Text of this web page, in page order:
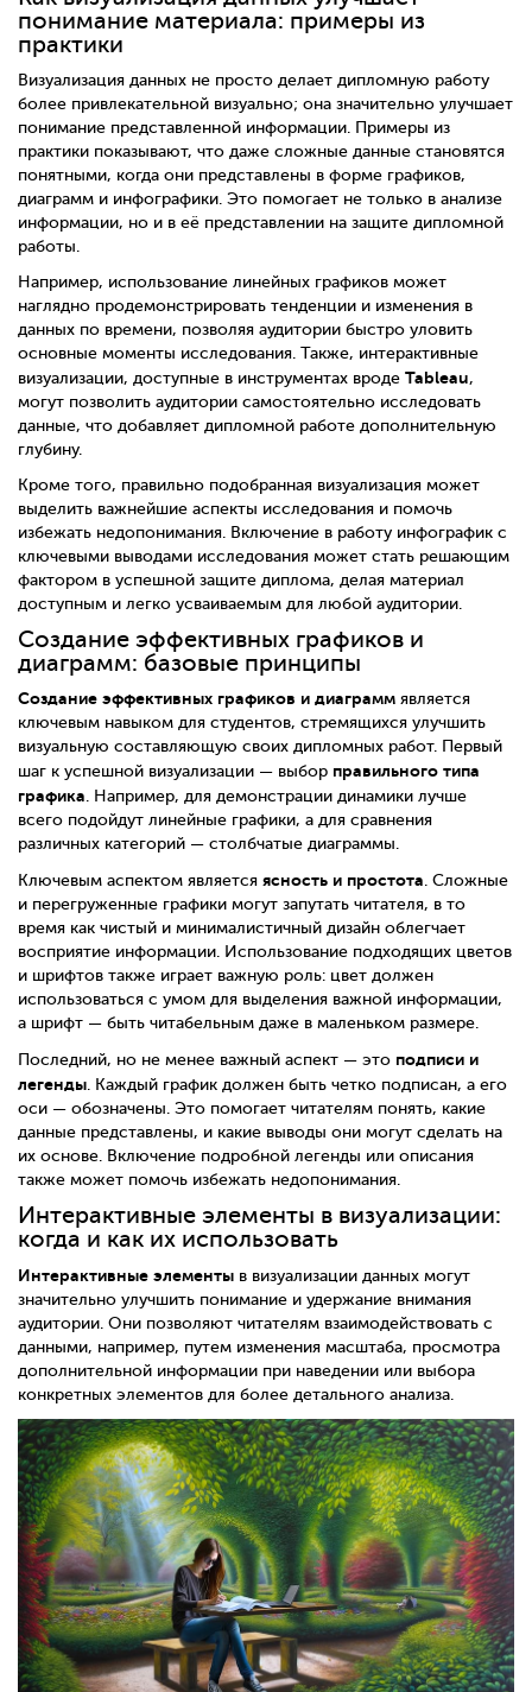
понимание материала: примеры из
практики
Визуализация данных не просто делает дипломную работу
более привлекательной визуально; она значительно улучшает
понимание представленной информации. Примеры из
практики показывают, что даже сложные данные становятся
понятными, когда они представлены в форме графиков,
диаграмм и инфографики. Это помогает не только в анализе
информации, но и в её представлении на защите дипломной
работы.
Например, использование линейных графиков может
наглядно продемонстрировать тенденции и изменения в
данных по времени, позволяя аудитории быстро уловить
основные моменты исследования. Также, интерактивные
визуализации, доступные в инструментах вроде Tableau,
могут позволить аудитории самостоятельно исследовать
данные, что добавляет дипломной работе дополнительную
глубину.
Кроме того, правильно подобранная визуализация может
выделить важнейшие аспекты исследования и помочь
избежать недопонимания. Включение в работу инфографик с
ключевыми выводами исследования может стать решающим
фактором в успешной защите диплома, делая материал
доступным и легко усваиваемым для любой аудитории.
Создание эффективных графиков и
диаграмм: базовые принципы
Создание эффективных графиков и диаграмм является
ключевым навыком для студентов, стремящихся улучшить
визуальную составляющую своих дипломных работ. Первый
шаг к успешной визуализации — выбор правильного типа
графика. Например, для демонстрации динамики лучше
всего подойдут линейные графики, а для сравнения
различных категорий — столбчатые диаграммы.
Ключевым аспектом является ясность и простота. Сложные
и перегруженные графики могут запутать читателя, в то
время как чистый и минималистичный дизайн облегчает
восприятие информации. Использование подходящих цветов
и шрифтов также играет важную роль: цвет должен
использоваться с умом для выделения важной информации,
а шрифт — быть читабельным даже в маленьком размере.
Последний, но не менее важный аспект — это подписи и
легенды. Каждый график должен быть четко подписан, а его
оси — обозначены. Это помогает читателям понять, какие
данные представлены, и какие выводы они могут сделать на
их основе. Включение подробной легенды или описания
также может помочь избежать недопонимания.
Интерактивные элементы в визуализации:
когда и как их использовать
Интерактивные элементы в визуализации данных могут
значительно улучшить понимание и удержание внимания
аудитории. Они позволяют читателям взаимодействовать с
данными, например, путем изменения масштаба, просмотра
дополнительной информации при наведении или выбора
конкретных элементов для более детального анализа.